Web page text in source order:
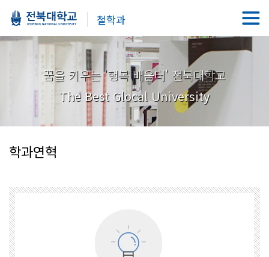
철학과
꿈을 키우는 '행복 배움터' 전북대학교
The Best Glocal University
학과연혁